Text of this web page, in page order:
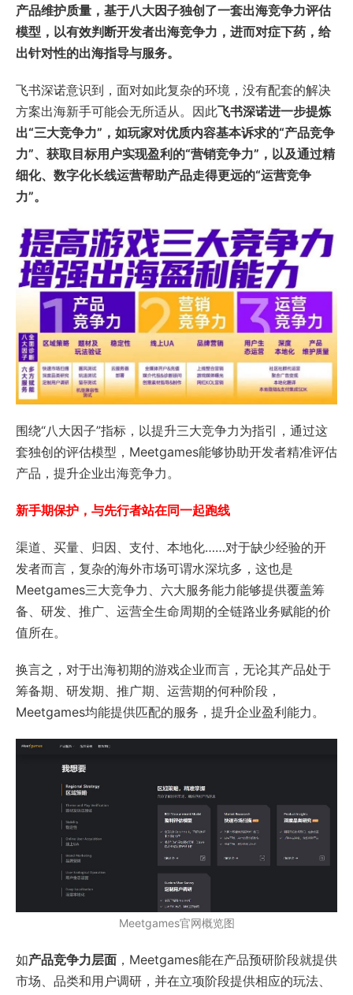
产品维护质量，基于八大因子独创了一套出海竞争力评估
模型，以有效判断开发者出海竞争力，进而对症下药，给
出针对性的出海指导与服务。
飞书深诺意识到，面对如此复杂的环境，没有配套的解决
方案出海新手可能会无所适从。因此飞书深诺进一步提炼
出“三大竞争力”，如玩家对优质内容基本诉求的“产品竞争
力”、获取目标用户实现盈利的“营销竞争力”，以及通过精
细化、数字化长线运营帮助产品走得更远的“运营竞争
力”。
围绕“八大因子”指标，以提升三大竞争力为指引，通过这
套独创的评估模型，Meetgames能够协助开发者精准评估
产品，提升企业出海竞争力。
新手期保护，与先行者站在同一起跑线
渠道、买量、归因、支付、本地化……对于缺少经验的开
发者而言，复杂的海外市场可谓水深坑多，这也是
Meetgames三大竞争力、六大服务能力能够提供覆盖筹
备、研发、推广、运营全生命周期的全链路业务赋能的价
值所在。
换言之，对于出海初期的游戏企业而言，无论其产品处于
筹备期、研发期、推广期、运营期的何种阶段，
Meetgames均能提供匹配的服务，提升企业盈利能力。
Meetgames官网概览图
如产品竞争力层面 ，Meetgames能在产品预研阶段就提供
市场、品类和用户调研，并在立项阶段提供相应的玩法、